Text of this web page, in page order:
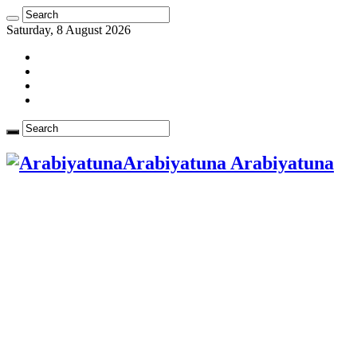
Saturday, 8 August 2026
Arabiyatuna Arabiyatuna